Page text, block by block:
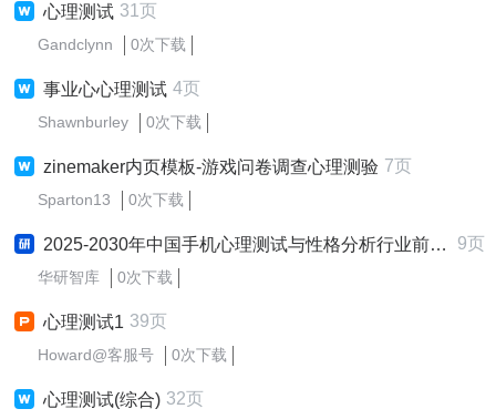
心理测试 31页
Gandclynn 0次下载
事业心心理测试 4页
Shawnburley 0次下载
zinemaker内页模板-游戏问卷调查心理测验 7页
Sparton13 0次下载
2025-2030年中国手机心理测试与性格分析行业前景趋势预测及发展战略咨询报告 9页
华研智库 0次下载
心理测试1 39页
Howard@客服号 0次下载
心理测试(综合) 32页